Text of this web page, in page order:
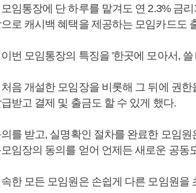
임통장에 단 하루를 맡겨도 연 2.3% 금
로 캐시백 혜택을 제공하는 모임카드도
번 모임통장의 특징을 '한곳에 모아서,
음 개설한 모임장을 비롯해 그 뒤에 권
받고 결제 및 출금도 할 수 있게 했다.
를 받고, 실명확인 절차를 완료한 모임
임장의 동의를 얻어 언제든 새로운 공동
한 모든 모임원은 손쉽게 다른 모임원을